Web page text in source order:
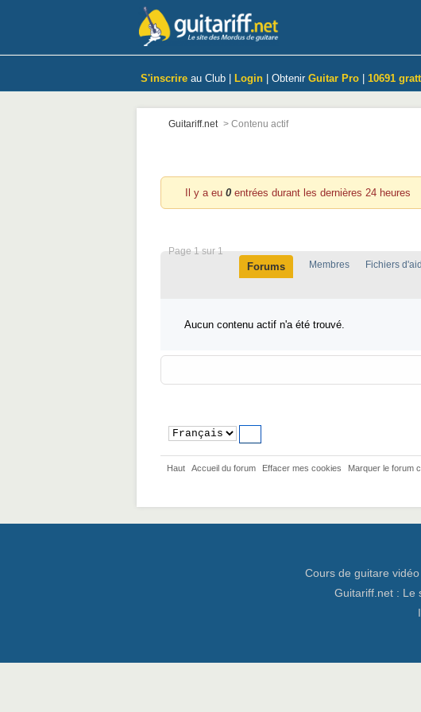
S'inscrire au Club | Login | Obtenir Guitar Pro 10691
Guitariff.net > Contenu actif
Il y a eu 0 entrées durant les dernières 24 heures
Page 1 sur 1
Forums Membres Fichiers
Aucun contenu actif n'a été trouvé.
Haut Accueil du forum Effacer mes cookies Marquer le forum
Cours de guitare vidéo
Guitariff.net : Le